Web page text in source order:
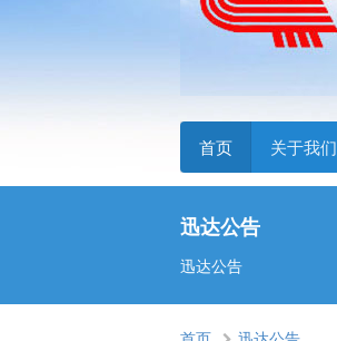
首页 关于我们
迅达公告
迅达公告